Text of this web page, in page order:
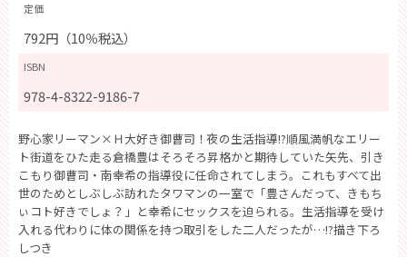
定価
792円（10％税込）
ISBN
978-4-8322-9186-7
野心家リーマン×Ｈ大好き御曹司！夜の生活指導!?順風満帆なエリー
ト街道をひた走る倉橋豊はそろそろ昇格かと期待していた矢先、引き
こもり御曹司・南幸希の指導役に任命されてしまう。これもすべて出
世のためとしぶしぶ訪れたタワマンの一室で「豊さんだって、きもち
ぃコト好きでしょ？」と幸希にセックスを迫られる。生活指導を受け
入れる代わりに体の関係を持つ取引をした二人だったが…!?描き下ろ
しつき